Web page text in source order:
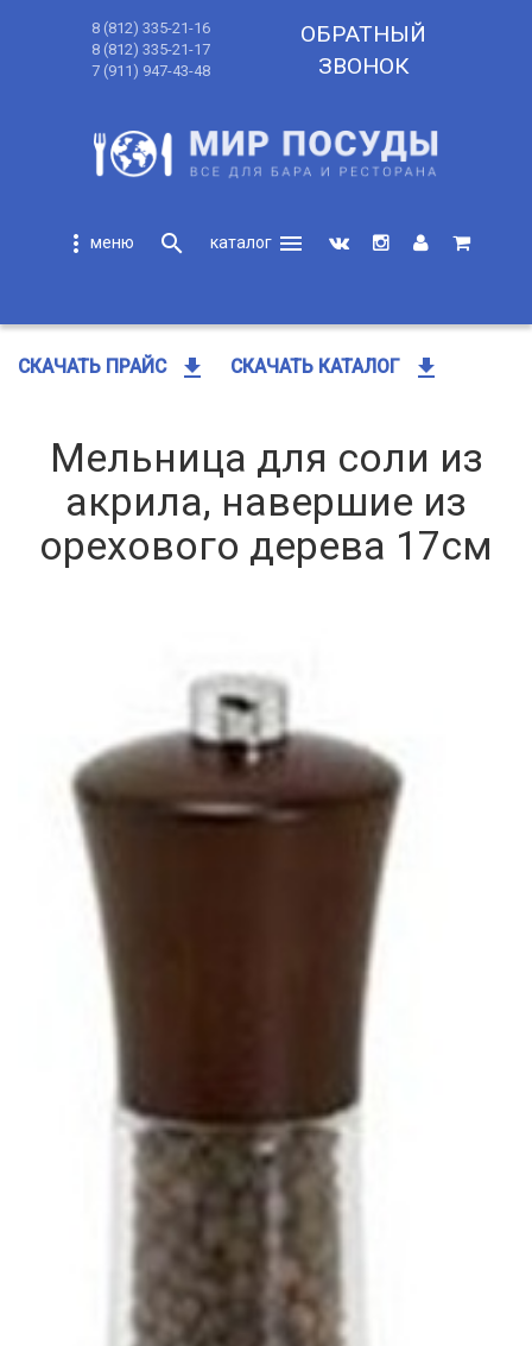
8 (812) 335-21-16
8 (812) 335-21-17
7 (911) 947-43-48
ОБРАТНЫЙ
ЗВОНОК
more_vert search
menu
СКАЧАТЬ ПРАЙС get_app СКАЧАТЬ КАТАЛОГ get_app
Мельница для соли из
акрила, навершие из
орехового дерева 17см